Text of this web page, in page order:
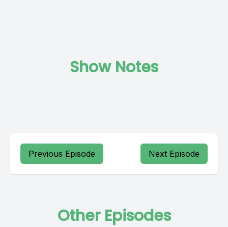
Show Notes
Previous Episode Next Episode
Other Episodes